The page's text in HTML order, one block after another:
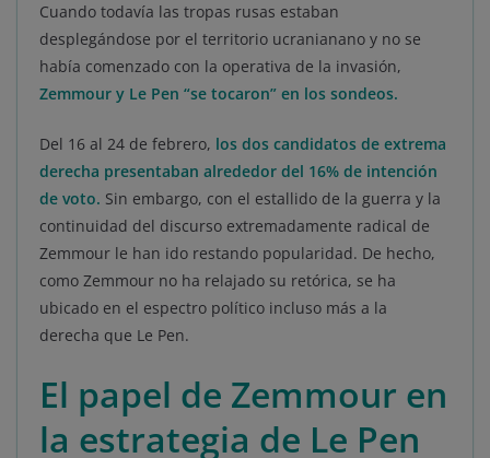
Cuando todavía las tropas rusas estaban
desplegándose por el territorio ucranianano y no se
había comenzado con la operativa de la invasión,
Zemmour y Le Pen “se tocaron” en los sondeos.
Del 16 al 24 de febrero, los dos candidatos de extrema
derecha presentaban alrededor del 16% de intención
de voto. Sin embargo, con el estallido de la guerra y la
continuidad del discurso extremadamente radical de
Zemmour le han ido restando popularidad. De hecho,
como Zemmour no ha relajado su retórica, se ha
ubicado en el espectro político incluso más a la
derecha que Le Pen.
El papel de Zemmour en
la estrategia de Le Pen